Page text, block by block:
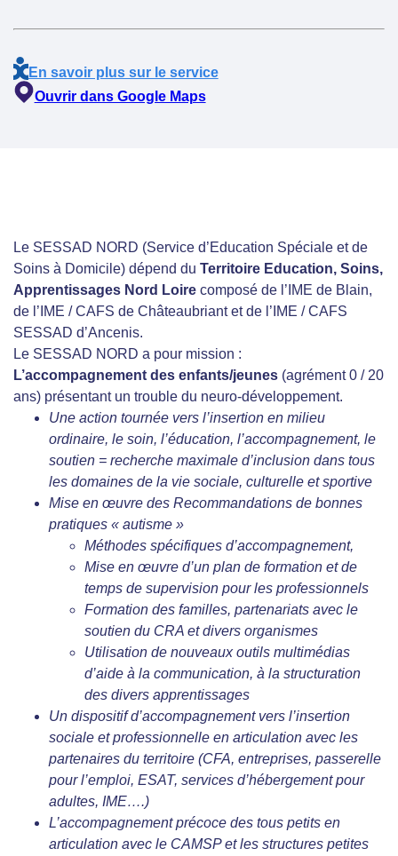
En savoir plus sur le service
Ouvrir dans Google Maps
Le SESSAD NORD (Service d’Education Spéciale et de
Soins à Domicile) dépend du Territoire Education, Soins,
Apprentissages Nord Loire composé de l’IME de Blain,
de l’IME / CAFS de Châteaubriant et de l’IME / CAFS
SESSAD d’Ancenis.
Le SESSAD NORD a pour mission :
L’accompagnement des enfants/jeunes (agrément 0 / 20
ans) présentant un trouble du neuro-développement.
Une action tournée vers l’insertion en milieu
ordinaire, le soin, l’éducation, l’accompagnement, le
soutien = recherche maximale d’inclusion dans tous
les domaines de la vie sociale, culturelle et sportive
Mise en œuvre des Recommandations de bonnes
pratiques « autisme »
Méthodes spécifiques d’accompagnement,
Mise en œuvre d’un plan de formation et de
temps de supervision pour les professionnels
Formation des familles, partenariats avec le
soutien du CRA et divers organismes
Utilisation de nouveaux outils multimédias
d’aide à la communication, à la structuration
des divers apprentissages
Un dispositif d’accompagnement vers l’insertion
sociale et professionnelle en articulation avec les
partenaires du territoire (CFA, entreprises, passerelle
pour l’emploi, ESAT, services d’hébergement pour
adultes, IME….)
L’accompagnement précoce des tous petits en
articulation avec le CAMSP et les structures petites